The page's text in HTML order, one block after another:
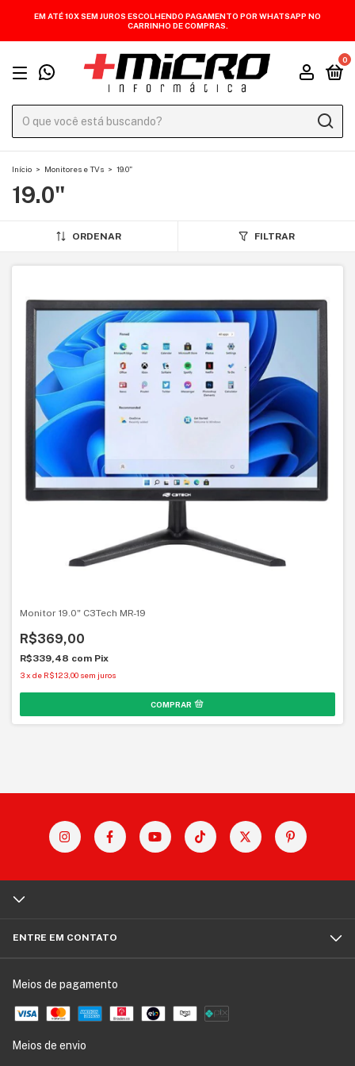
EM ATÉ 10X SEM JUROS ESCOLHENDO PAGAMENTO POR WHATSAPP NO
CARRINHO DE COMPRAS.
0
Início > Monitores e TVs > 19.0"
19.0"
ORDENAR FILTRAR
Monitor 19.0" C3Tech MR-19
R$369,00
R$339,48 com Pix
3x de R$123,00 sem juros
ENTRE EM CONTATO
Meios de pagamento
Meios de envio